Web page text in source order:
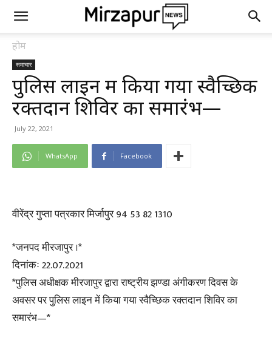
होम
समाचार
पुलिस लाइन में किया गया स्वैच्छिक
रक्तदान शिविर का समारंभ—
July 22, 2021
WhatsApp Facebook
वीरेंद्र गुप्ता पत्रकार मिर्जापुर 94 53 82 1310
*जनपद मीरजापुर ।*
दिनांकः 22.07.2021
*पुलिस अधीक्षक मीरजापुर द्वारा राष्ट्रीय झण्डा अंगीकरण दिवस के
अवसर पर पुलिस लाइन में किया गया स्वैच्छिक रक्तदान शिविर का
समारंभ—*